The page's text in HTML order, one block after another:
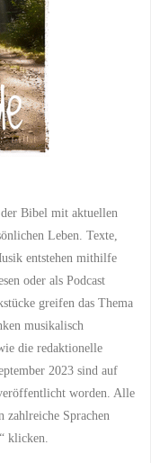
Bibel mit aktuellen
Leben. Texte,
entstehen mithilfe
oder als Podcast
greifen das Thema
musikalisch
die redaktionelle
2023 sind auf
worden. Alle
zahlreiche Sprachen
klicken.